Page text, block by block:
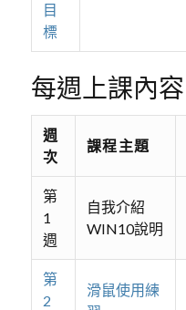
目
標
每週上課內容
週
次
課程主題
第
1
週
自我介紹
WIN10說明
第
2
滑鼠使用練